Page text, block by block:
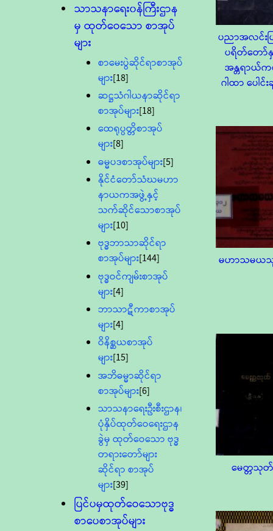
သာသနာရေး၀န်ကြီးဌာန
မှ ထုတ်ဝေသော စာအုပ်
များ
စာမေးပွဲဆိုင်ရာစာအုပ်
များ[18]
ဆဋ္ဌသံဂါယနာဆိုင်ရာ
စာအုပ်များ[18]
ထေရုပ္ပတ္တိစာအုပ်
များ[8]
ဓမ္မပဒစာအုပ်များ[5]
နိုင်ငံတော်သံဃမဟာ
နာယကအဖွဲ့နှင့်
သက်ဆိုင်သောစာအုပ်
များ[10]
ဗုဒ္ဓဘာသာဆိုင်ရာ
စာအုပ်များ[144]
ဗုဒ္ဓဝင်ကျမ်းစာအုပ်
များ[4]
ဘာသာဋီကာစာအုပ်
များ[4]
ဝိနိစ္ဆယစာအုပ်
များ[15]
အဘိဓမ္မာဆိုင်ရာ
စာအုပ်များ[6]
သာသနာရေးဦးစီးဌာန၊
ပုံနှိပ်ထုတ်ဝေရေးဌာန
ခွဲမှ ထုတ်ဝေသော ဗုဒ္ဓ
တရားတော်များ
ဆိုင်ရာ စာအုပ်
များ[39]
ပြင်ပမှထုတ်ဝေသောဗုဒ္ဓ
စာပေစာအုပ်များ
ပညာအလင်းပြ
ပရိတ်တော်
အန္တရာယ်က
ဂါထာ ပေါင်း
မဟာသမယ
မေတ္တသုတ်